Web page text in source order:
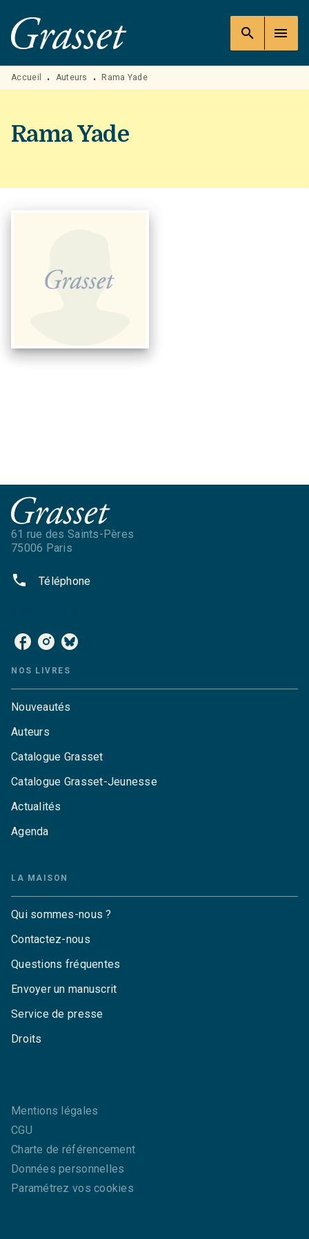
MENU RECHERCHE
PIED DE PAGE
search menu
Accueil • Auteurs • Rama Yade
Rama Yade
61 rue des Saints-Pères
75006 Paris
phone Téléphone
NOS LIVRES
Nouveautés
Auteurs
Catalogue Grasset
Catalogue Grasset-Jeunesse
Actualités
Agenda
LA MAISON
Qui sommes-nous ?
Contactez-nous
Questions fréquentes
Envoyer un manuscrit
Service de presse
Droits
Mentions légales
CGU
Charte de référencement
Données personnelles
Paramétrez vos cookies